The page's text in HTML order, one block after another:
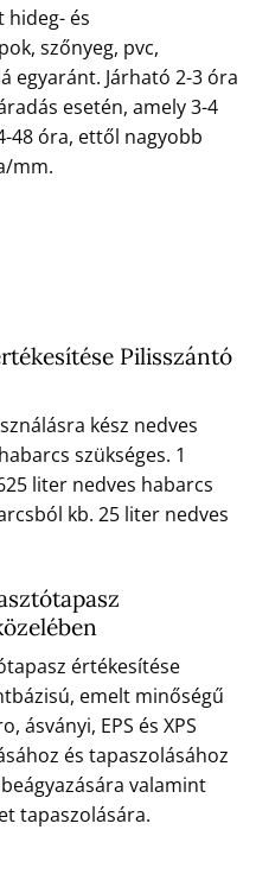
és
szőnyeg, pvc,
egyaránt. Járható 2-3 óra
esetén, amely 3-4
48 óra, ettől nagyobb
mm.
Pilisszántó
kész nedves
szükséges. 1
liter nedves habarcs
kb. 25 liter nedves
értékesítése
emelt minőségű
ásványi, EPS és XPS
és tapaszolásához
valamint
tapaszolására.